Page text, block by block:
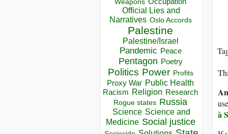
Weapons
Official Lies and
Narratives Oslo Accords
Palestine
Palestine/Israel
Pandemic Peace
Pentagon Poetry
Politics Power Profits
Proxy War Public Health
Racism Religion Research
Rogue states Russia
Science Science and
Medicine Social justice
à